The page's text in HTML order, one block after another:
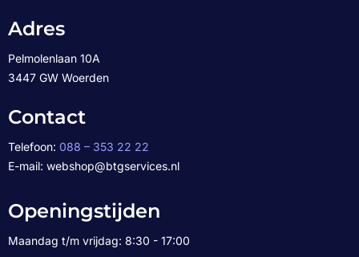
Adres
Pelmolenlaan 10A
3447 GW Woerden
Contact
Telefoon: 088 – 353 22 22
E-mail: webshop@btgservices.nl
Openingstijden
Maandag t/m vrijdag: 8:30 - 17:00